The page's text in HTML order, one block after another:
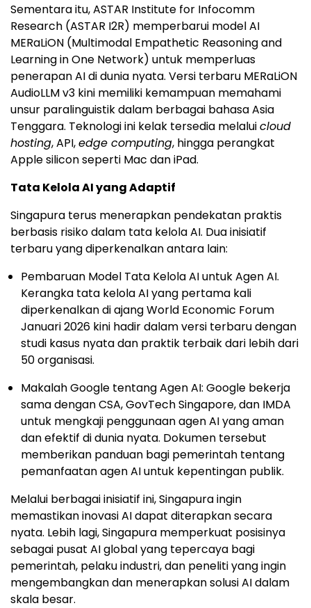
Sementara itu, ASTAR Institute for Infocomm
Research (ASTAR I2R) memperbarui model AI
MERaLiON (Multimodal Empathetic Reasoning and
Learning in One Network) untuk memperluas
penerapan AI di dunia nyata. Versi terbaru MERaLiON
AudioLLM v3 kini memiliki kemampuan memahami
unsur paralinguistik dalam berbagai bahasa Asia
Tenggara. Teknologi ini kelak tersedia melaluicloud
hosting, API,edge computing, hingga perangkat
Apple silicon seperti Mac dan iPad.
Tata Kelola AI yang Adaptif
Singapura terus menerapkan pendekatan praktis
berbasis risiko dalam tata kelola AI. Dua inisiatif
terbaru yang diperkenalkan antara lain:
Pembaruan Model Tata Kelola AI untuk Agen AI.
Kerangka tata kelola AI yang pertama kali
diperkenalkan di ajang World Economic Forum
Januari 2026 kini hadir dalam versi terbaru dengan
studi kasus nyata dan praktik terbaik dari lebih dari
50 organisasi.
Makalah Google tentang Agen AI: Google bekerja
sama dengan CSA, GovTech Singapore, dan IMDA
untuk mengkaji penggunaan agen AI yang aman
dan efektif di dunia nyata. Dokumen tersebut
memberikan panduan bagi pemerintah tentang
pemanfaatan agen AI untuk kepentingan publik.
Melalui berbagai inisiatif ini, Singapura ingin
memastikan inovasi AI dapat diterapkan secara
nyata. Lebih lagi, Singapura memperkuat posisinya
sebagai pusat AI global yang tepercaya bagi
pemerintah, pelaku industri, dan peneliti yang ingin
mengembangkan dan menerapkan solusi AI dalam
skala besar.